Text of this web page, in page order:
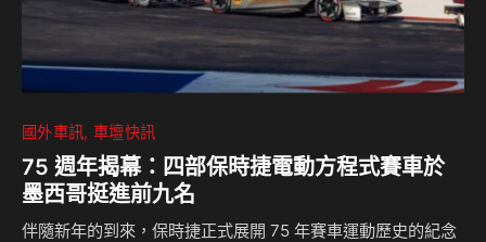
國外車訊 車壇快訊
75 週年揭幕：四部保時捷電動方程式賽車於
墨西哥挺進前九名
伴隨新年的到來，保時捷正式展開 75 年賽車運動歷史的紀念